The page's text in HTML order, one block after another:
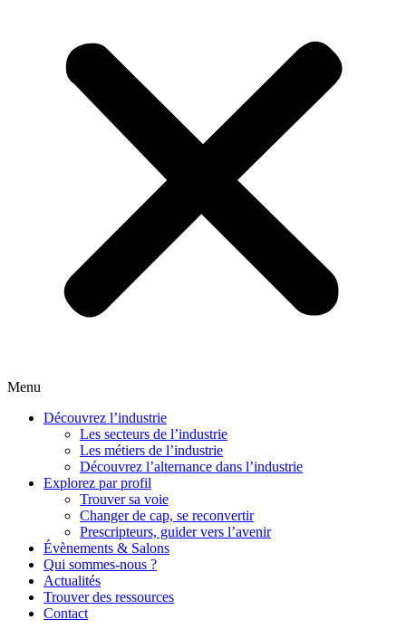
Menu
Découvrez l’industrie
Les secteurs de l’industrie
Les métiers de l’industrie
Découvrez l’alternance dans l’industrie
Explorez par profil
Trouver sa voie
Changer de cap, se reconvertir
Prescripteurs, guider vers l’avenir
Évènements & Salons
Qui sommes-nous ?
Actualités
Trouver des ressources
Contact